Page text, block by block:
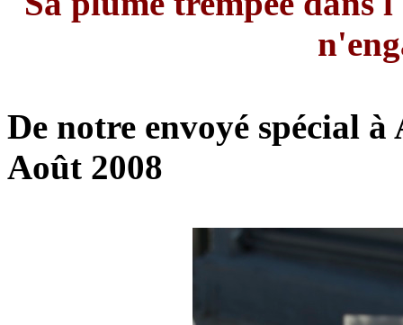
De notre envoyé spécial
Août 2008